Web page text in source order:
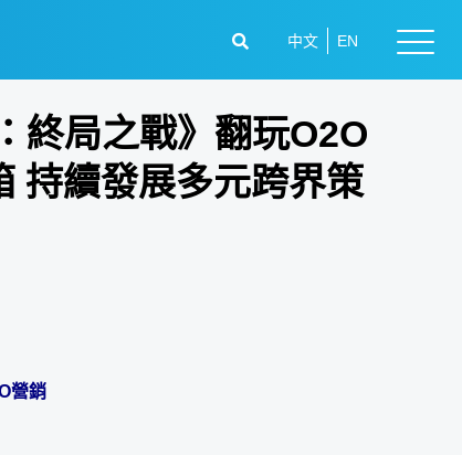
中文 EN
終局之戰》翻玩O2O
持續發展多元跨界策
營銷